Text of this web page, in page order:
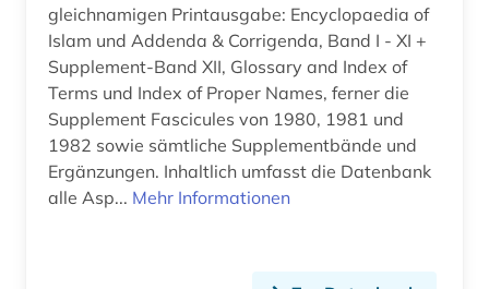
gleichnamigen Printausgabe: Encyclopaedia of
Islam und Addenda & Corrigenda, Band I - XI +
Supplement-Band XII, Glossary and Index of
Terms und Index of Proper Names, ferner die
Supplement Fascicules von 1980, 1981 und
1982 sowie sämtliche Supplementbände und
Ergänzungen. Inhaltlich umfasst die Datenbank
alle Asp... Mehr Informationen